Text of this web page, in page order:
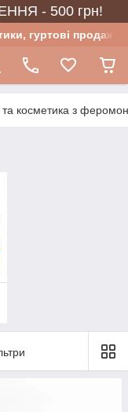
- 500 грн!
гуртові продажі
косметика з